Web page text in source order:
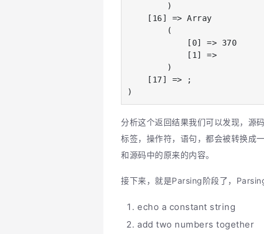
        )
    [16] => Array
        (
            [0] => 370
            [1] =>
        )
    [17] => ;
)
分析这个返回结果我们可以发现，源
标签，操作符，语句，都会被转换成
和源码中的原来的内容。
接下来，就是Parsing阶段了，
echo a constant string
add two numbers together